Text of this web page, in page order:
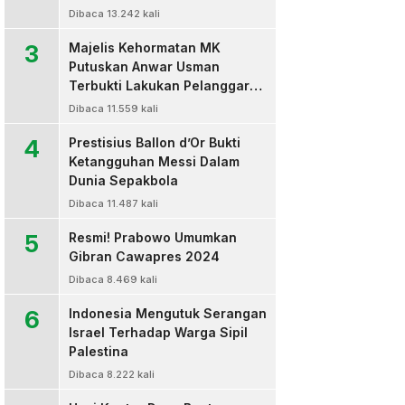
Dibaca 13.242 kali
3
Majelis Kehormatan MK
Putuskan Anwar Usman
Terbukti Lakukan Pelanggaran
Berat Kode Etik dan
Dibaca 11.559 kali
4
Prestisius Ballon d’Or Bukti
Ketangguhan Messi Dalam
Dunia Sepakbola
Dibaca 11.487 kali
5
Resmi! Prabowo Umumkan
Gibran Cawapres 2024
Dibaca 8.469 kali
6
Indonesia Mengutuk Serangan
Israel Terhadap Warga Sipil
Palestina
Dibaca 8.222 kali